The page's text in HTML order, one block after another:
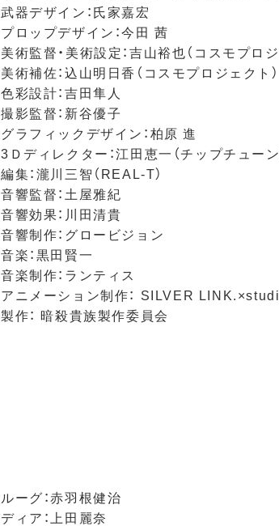
武器デザイン：氏家嘉宏
プロップデザイン：今田 茜
美術監督・美術設定：吉山裕也（コスモプロジ
美術補佐：込山明日香（コスモプロジェクト）
色彩設計：吉田隼人
撮影監督：新谷優子
グラフィックデザイン：柏原 進
3Ｄディレクター：江田恵一（チップチューン
編集：瀧川三智（REAL-T）
音響監督：土屋雅紀
音響効果：川田清貴
音響制作：グロービジョン
音楽：黒田賢一
音楽制作：ランティス
アニメーション制作： SILVER
製作： 暗殺貴族製作委員会
ルーグ：赤羽根健治
ディア：上田麗奈